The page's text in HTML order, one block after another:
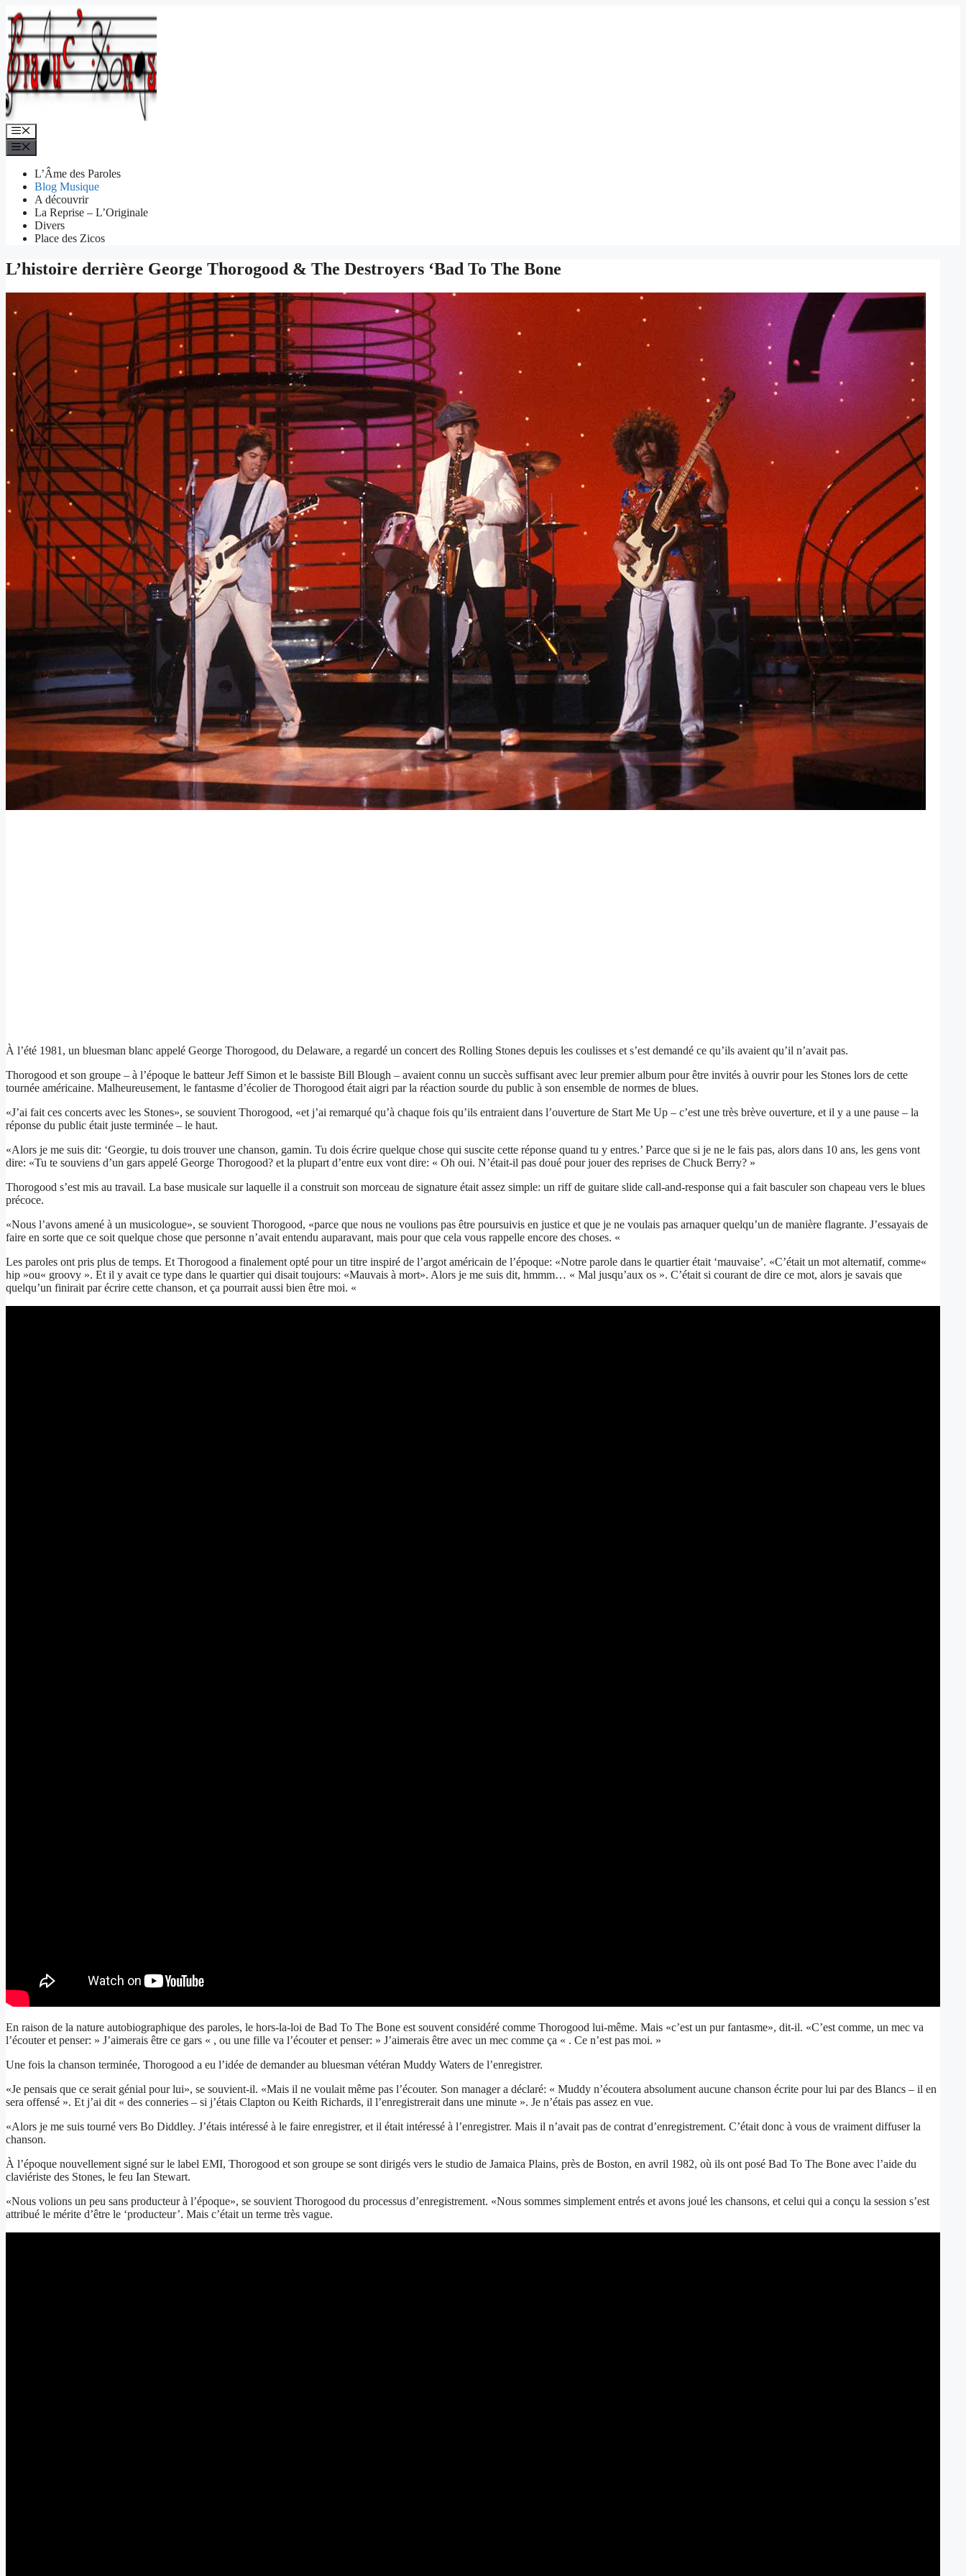
Aller
au
contenu
Menu
L’Âme des Paroles
Blog Musique
A découvrir
La Reprise – L’Originale
Divers
Place des Zicos
L’histoire derrière George Thorogood & The Destroyers ‘Bad To The Bone
À l’été 1981, un bluesman blanc appelé George Thorogood, du Delaware, a regardé un concert des Rolling Stones depuis les coulisses et s’est demandé ce qu’ils avaient qu’il n’avait pas.
Thorogood et son groupe – à l’époque le batteur Jeff Simon et le bassiste Bill Blough – avaient connu un succès suffisant avec leur premier album pour être invités à ouvrir pour les Stones lors de cette
tournée américaine. Malheureusement, le fantasme d’écolier de Thorogood était aigri par la réaction sourde du public à son ensemble de normes de blues.
«J’ai fait ces concerts avec les Stones», se souvient Thorogood, «et j’ai remarqué qu’à chaque fois qu’ils entraient dans l’ouverture de Start Me Up – c’est une très brève ouverture, et il y a une pause – la
réponse du public était juste terminée – le haut.
«Alors je me suis dit: ‘Georgie, tu dois trouver une chanson, gamin. Tu dois écrire quelque chose qui suscite cette réponse quand tu y entres.’ Parce que si je ne le fais pas, alors dans 10 ans, les gens vont
dire: «Tu te souviens d’un gars appelé George Thorogood? et la plupart d’entre eux vont dire: « Oh oui. N’était-il pas doué pour jouer des reprises de Chuck Berry? »
Thorogood s’est mis au travail. La base musicale sur laquelle il a construit son morceau de signature était assez simple: un riff de guitare slide call-and-response qui a fait basculer son chapeau vers le blues
précoce.
«Nous l’avons amené à un musicologue», se souvient Thorogood, «parce que nous ne voulions pas être poursuivis en justice et que je ne voulais pas arnaquer quelqu’un de manière flagrante. J’essayais de
faire en sorte que ce soit quelque chose que personne n’avait entendu auparavant, mais pour que cela vous rappelle encore des choses. «
Les paroles ont pris plus de temps. Et Thorogood a finalement opté pour un titre inspiré de l’argot américain de l’époque: «Notre parole dans le quartier était ‘mauvaise’. «C’était un mot alternatif, comme«
hip »ou« groovy ». Et il y avait ce type dans le quartier qui disait toujours: «Mauvais à mort». Alors je me suis dit, hmmm… « Mal jusqu’aux os ». C’était si courant de dire ce mot, alors je savais que
quelqu’un finirait par écrire cette chanson, et ça pourrait aussi bien être moi. «
En raison de la nature autobiographique des paroles, le hors-la-loi de Bad To The Bone est souvent considéré comme Thorogood lui-même. Mais «c’est un pur fantasme», dit-il. «C’est comme, un mec va
l’écouter et penser: » J’aimerais être ce gars « , ou une fille va l’écouter et penser: » J’aimerais être avec un mec comme ça « . Ce n’est pas moi. »
Une fois la chanson terminée, Thorogood a eu l’idée de demander au bluesman vétéran Muddy Waters de l’enregistrer.
«Je pensais que ce serait génial pour lui», se souvient-il. «Mais il ne voulait même pas l’écouter. Son manager a déclaré: « Muddy n’écoutera absolument aucune chanson écrite pour lui par des Blancs – il en
sera offensé ». Et j’ai dit « des conneries – si j’étais Clapton ou Keith Richards, il l’enregistrerait dans une minute ». Je n’étais pas assez en vue.
«Alors je me suis tourné vers Bo Diddley. J’étais intéressé à le faire enregistrer, et il était intéressé à l’enregistrer. Mais il n’avait pas de contrat d’enregistrement. C’était donc à vous de vraiment diffuser la
chanson.
À l’époque nouvellement signé sur le label EMI, Thorogood et son groupe se sont dirigés vers le studio de Jamaica Plains, près de Boston, en avril 1982, où ils ont posé Bad To The Bone avec l’aide du
claviériste des Stones, le feu Ian Stewart.
«Nous volions un peu sans producteur à l’époque», se souvient Thorogood du processus d’enregistrement. «Nous sommes simplement entrés et avons joué les chansons, et celui qui a conçu la session s’est
attribué le mérite d’être le ‘producteur’. Mais c’était un terme très vague.